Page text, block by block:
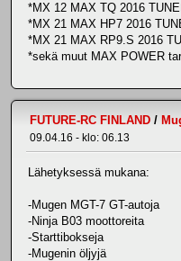
*MX 12 MAX TQ 2016
*MX 21 MAX HP7 2016
*MX 21 MAX RP9.S 2016
*sekä muut MAX POWER
FUTURE-RC FINLAND /
09.04.16 - klo: 06.13
Lähetyksessä mukana:
-Mugen MGT-7 GT-autoja
-Ninja B03 moottoreita
-Starttibokseja
-Mugenin öljyjä